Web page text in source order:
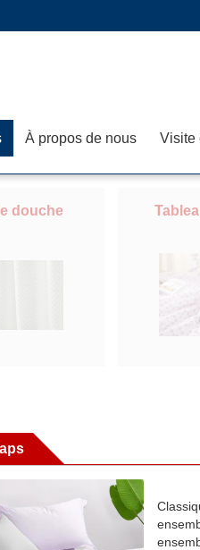
À propos de nous Visite
douche